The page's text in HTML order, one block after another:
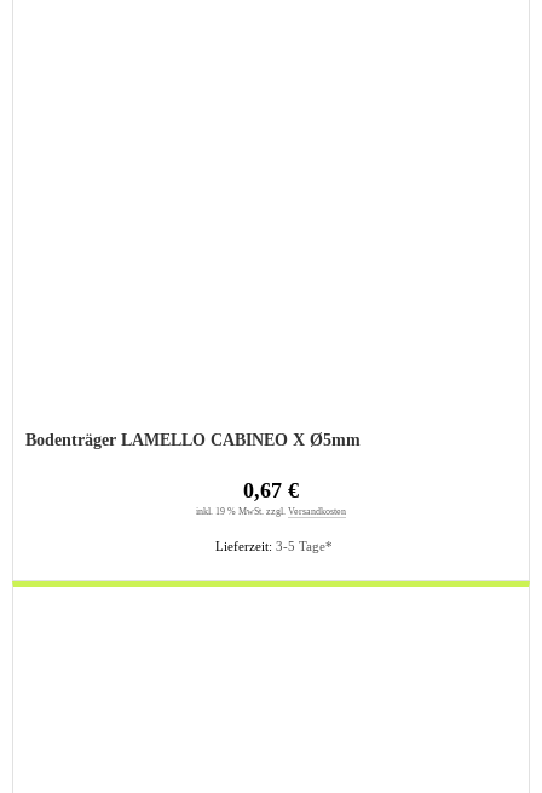
Bodenträger LAMELLO CABINEO X Ø5mm
Lieferzeit: 3-5 Tage*
0,67 €
inkl. 19 % MwSt. zzgl. Versandkosten